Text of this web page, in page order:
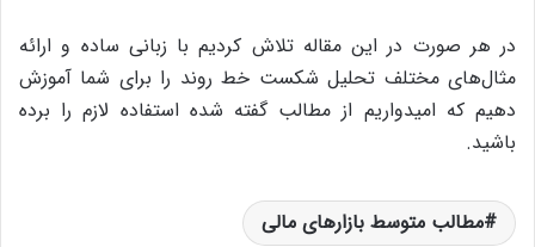
در هر صورت در این مقاله تلاش کردیم با زبانی ساده و ارائه
مثال‌های مختلف تحلیل شکست خط روند را برای شما آموزش
دهیم که امیدواریم از مطالب گفته شده استفاده لازم را برده
باشید.
مطالب متوسط بازارهای مالی